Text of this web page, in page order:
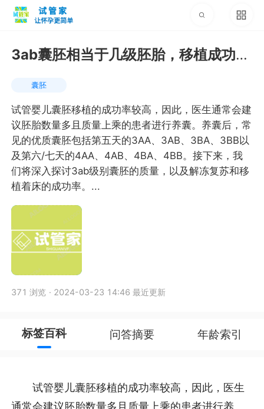
3ab囊胚相当于几级胚胎，移植成功率
囊胚
试管婴儿囊胚移植的成功率较高，因此，医生通常会建
议胚胎数量多且质量上乘的患者进行养囊。养囊后，常
见的优质囊胚包括第五天的3AA、3AB、3BA、3BB以
及第六/七天的4AA、4AB、4BA、4BB。接下来，我
们将深入探讨3ab级别囊胚的质量，以及解冻复苏和移
植着床的成功率。...
371 浏览 · 2024-03-23 14:46 最近更新
标签百科 问答摘要 年龄索引
试管婴儿囊胚移植的成功率较高，因此，医生
通常会建议胚胎数量多且质量上乘的患者进行养